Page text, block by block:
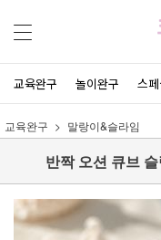
교육완구 놀이완구 스
교육완구 말랑이&슬라임
반짝 오션 큐브